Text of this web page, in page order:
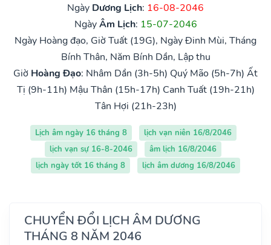
Ngày Dương Lịch: 16-08-2046
NgàyÂm Lịch: 15-07-2046
Ngày Hoàng đạo, Giờ Tuất (19G), Ngày Đinh Mùi, Tháng
Bính Thân, Năm Bính Dần, Lập thu
Giờ Hoàng Đạo: Nhâm Dần (3h-5h) Quý Mão (5h-7h) Ất
Tị (9h-11h) Mậu Thân (15h-17h) Canh Tuất (19h-21h)
Tân Hợi (21h-23h)
Lịch âm ngày 16 tháng 8
lịch vạn niên 16/8/2046
lịch vạn sự 16-8-2046
âm lịch 16/8/2046
lịch ngày tốt 16 tháng 8
lịch âm dương 16/8/2046
CHUYỂN ĐỔI LỊCH ÂM DƯƠNG
THÁNG 8 NĂM 2046